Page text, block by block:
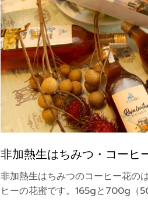
非加熱生はちみつ・コー
非加熱生はちみつのコーヒー花の
ヒーの花蜜です。165gと700g（